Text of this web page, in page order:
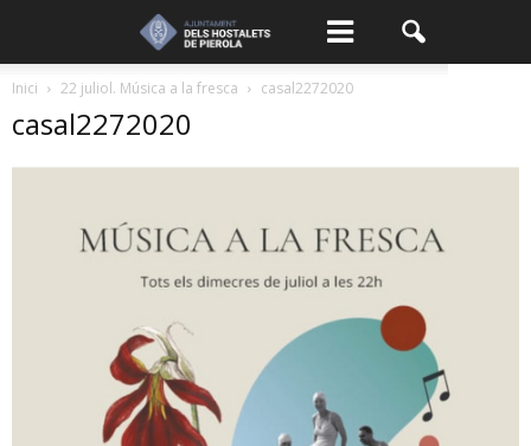
Inici 22 juliol. Música a la fresca casal2272020
casal2272020